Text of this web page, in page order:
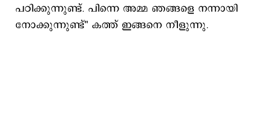
പഠിക്കുന്നുണ്ട്. പിന്നെ അമ്മ ഞങ്ങളെ നന്നായി
നോക്കുന്നുണ്ട്'' കത്ത് ഇങ്ങനെ നീളുന്നു.